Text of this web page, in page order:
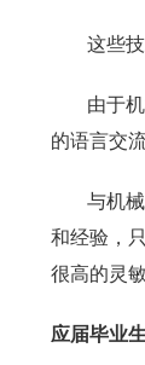
这些
由于
的语言交
与机
和经验，
很高的灵
应届毕业